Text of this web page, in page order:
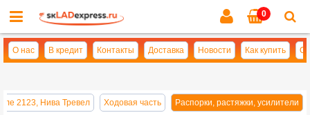
0
О нас В кредит Контакты Доставка Новости Как купить
2123, Нива Тревел Ходовая часть Распорки, растяжки, усилители